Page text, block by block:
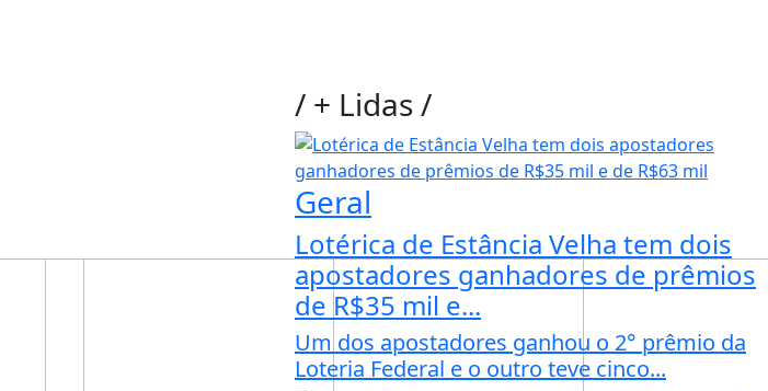
/ + Lidas/
Geral
Lotérica de Estância Velha tem dois
apostadores ganhadores de prêmios
de R$35 mil e...
Um dos apostadores ganhou o 2° prêmio da
Loteria Federal e o outro teve cinco...